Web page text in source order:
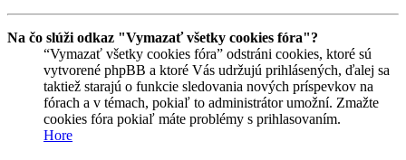
Na čo slúži odkaz "Vymazať všetky cookies fóra"?
“Vymazať všetky cookies fóra” odstráni cookies, ktoré sú
vytvorené phpBB a ktoré Vás udržujú prihlásených, ďalej sa
taktiež starajú o funkcie sledovania nových príspevkov na
fórach a v témach, pokiaľ to administrátor umožní. Zmažte
cookies fóra pokiaľ máte problémy s prihlasovaním.
Hore